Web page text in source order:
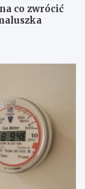
co zwrócić